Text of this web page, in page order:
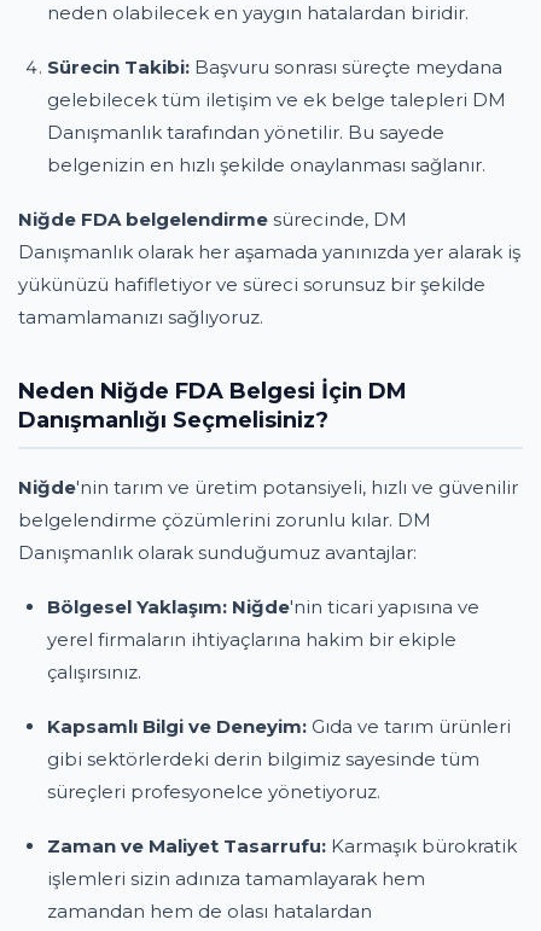
neden olabilecek en yaygın hatalardan biridir.
Sürecin Takibi: Başvuru sonrası süreçte meydana
gelebilecek tüm iletişim ve ek belge talepleri DM
Danışmanlık tarafından yönetilir. Bu sayede
belgenizin en hızlı şekilde onaylanması sağlanır.
Niğde FDA belgelendirme sürecinde, DM
Danışmanlık olarak her aşamada yanınızda yer alarak iş
yükünüzü hafifletiyor ve süreci sorunsuz bir şekilde
tamamlamanızı sağlıyoruz.
Neden Niğde FDA Belgesi İçin DM
Danışmanlığı Seçmelisiniz?
Niğde'nin tarım ve üretim potansiyeli, hızlı ve güvenilir
belgelendirme çözümlerini zorunlu kılar. DM
Danışmanlık olarak sunduğumuz avantajlar:
Bölgesel Yaklaşım: Niğde'nin ticari yapısına ve
yerel firmaların ihtiyaçlarına hakim bir ekiple
çalışırsınız.
Kapsamlı Bilgi ve Deneyim: Gıda ve tarım ürünleri
gibi sektörlerdeki derin bilgimiz sayesinde tüm
süreçleri profesyonelce yönetiyoruz.
Zaman ve Maliyet Tasarrufu: Karmaşık bürokratik
işlemleri sizin adınıza tamamlayarak hem
zamandan hem de olası hatalardan